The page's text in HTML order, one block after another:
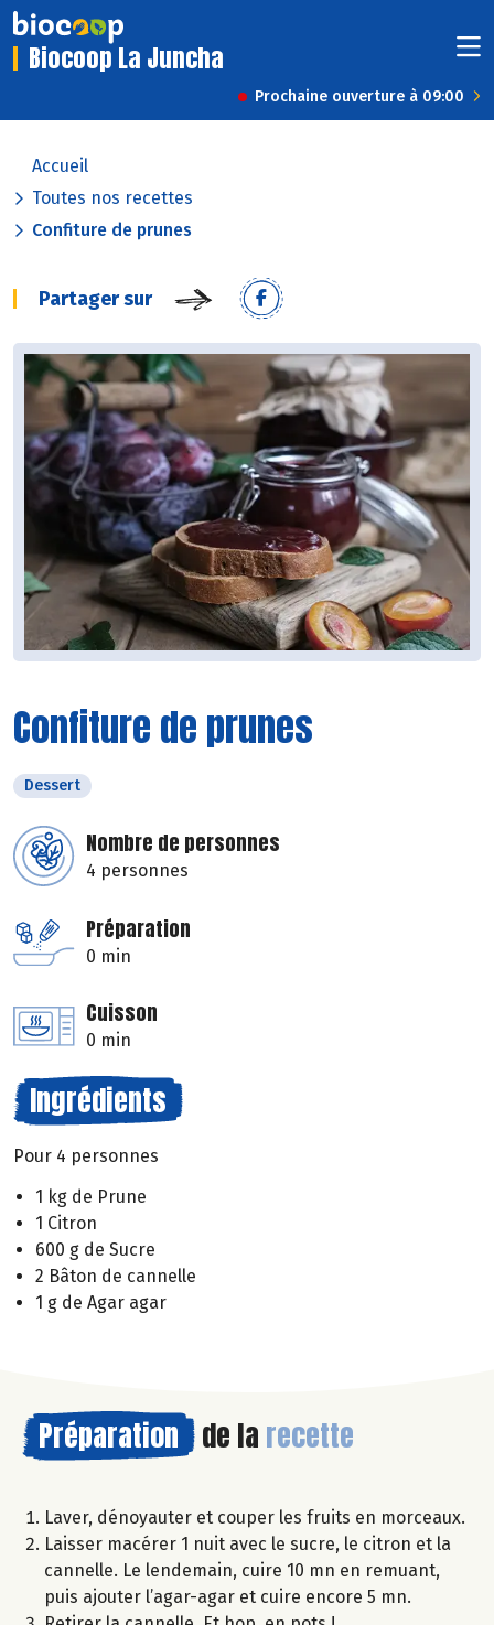
Biocoop La Juncha
Prochaine ouverture à 09:00
Accueil
Toutes nos recettes
Confiture de prunes
Partager sur
Confiture de prunes
Dessert
Nombre de personnes
4 personnes
Préparation
0 min
Cuisson
0 min
Ingrédients
Pour 4 personnes
1 kg de Prune
1 Citron
600 g de Sucre
2 Bâton de cannelle
1 g de Agar agar
Préparation de la recette
Laver, dénoyauter et couper les fruits en morceaux.
Laisser macérer 1 nuit avec le sucre, le citron et la
cannelle. Le lendemain, cuire 10 mn en remuant,
puis ajouter l’agar-agar et cuire encore 5 mn.